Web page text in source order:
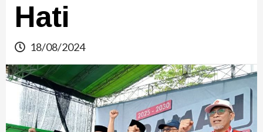
Hati
18/08/2024